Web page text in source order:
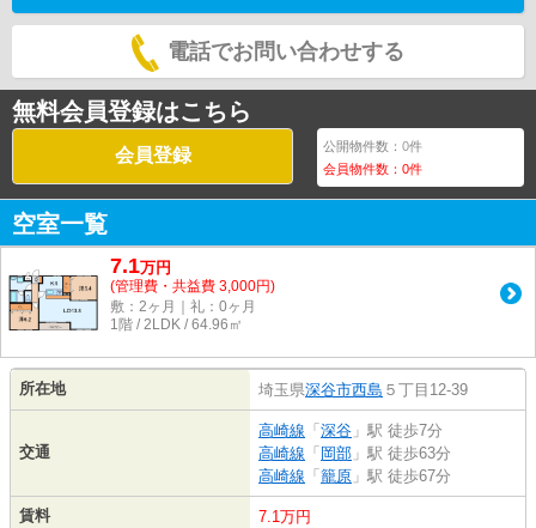
電話でお問い合わせする
無料会員登録はこちら
会員登録 公開物件数：0件
会員物件数：0件
空室一覧
7.1万円
(管理費・共益費 3,000円)
敷：2ヶ月｜礼：0ヶ月
1階 / 2LDK / 64.96㎡
所在地 埼玉県深谷市西島 ５丁目12-39
交通
高崎線 「 深谷 」駅 徒歩7分
高崎線 「 岡部 」駅 徒歩63分
高崎線 「 籠原 」駅 徒歩67分
賃料 7.1万円